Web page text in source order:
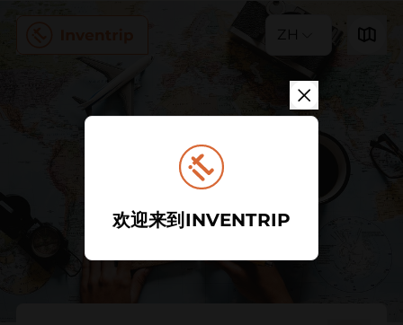
ZH
欢迎来到INVENTRIP